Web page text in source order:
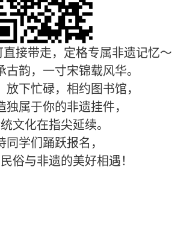
接带走，定格专属非遗记忆～
古韵，一寸宋锦载风华。
放下忙碌，相约图书馆，
独属于你的非遗挂件，
文化在指尖延续。
同学们踊跃报名，
俗与非遗的美好相遇！